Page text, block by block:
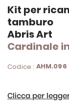
Kit per
tamburo
Abris Art
Cardinale
Codice : AHM.096
Clicca per
Vai
all'inizio
della
galleria
di